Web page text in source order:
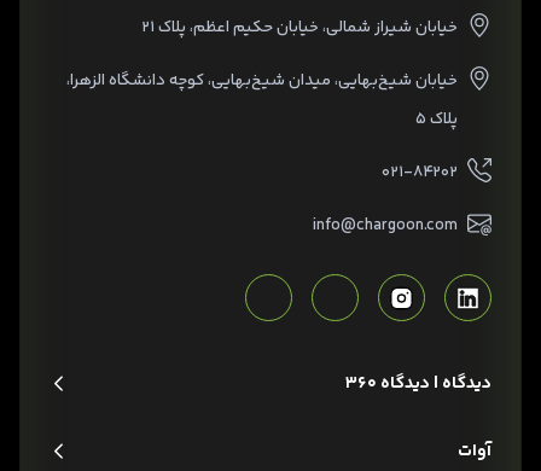
خیابان شیراز شمالی، خیابان حکیم اعظم، پلاک ۲۱
خیابان شیخ‌بهایی، میدان شیخ‌بهایی، کوچه دانشگاه الزهرا،
پلاک ۵
۰۲۱-۸۴۲۰۲
info@chargoon.com
دیدگاه | دیدگاه 360
آوات